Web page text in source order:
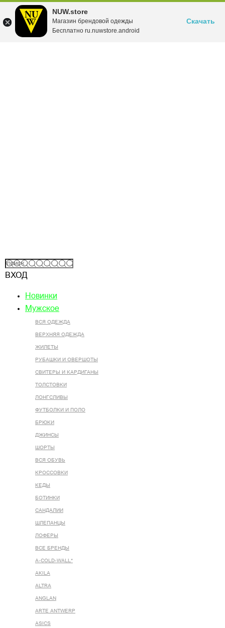
NUW.store
Магазин брендовой одежды
Бесплатно ru.nuwstore.android
Скачать
ВХОД
Новинки
Мужское
ВСЯ ОДЕЖДА
ВЕРХНЯЯ ОДЕЖДА
ЖИЛЕТЫ
РУБАШКИ И ОВЕРШОТЫ
СВИТЕРЫ И КАРДИГАНЫ
ТОЛСТОВКИ
ЛОНГСЛИВЫ
ФУТБОЛКИ И ПОЛО
БРЮКИ
ДЖИНСЫ
ШОРТЫ
ВСЯ ОБУВЬ
КРОССОВКИ
КЕДЫ
БОТИНКИ
САНДАЛИИ
ШЛЕПАНЦЫ
ЛОФЕРЫ
ВСЕ БРЕНДЫ
A-COLD-WALL*
AKILA
ALTRA
ANGLAN
ARTE ANTWERP
ASICS